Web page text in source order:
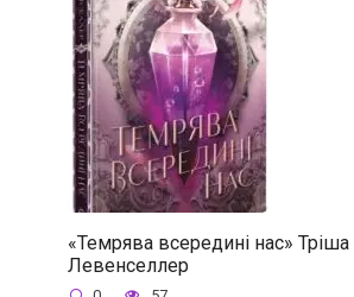
«Темрява всередині нас» Тріша
Левенселлер